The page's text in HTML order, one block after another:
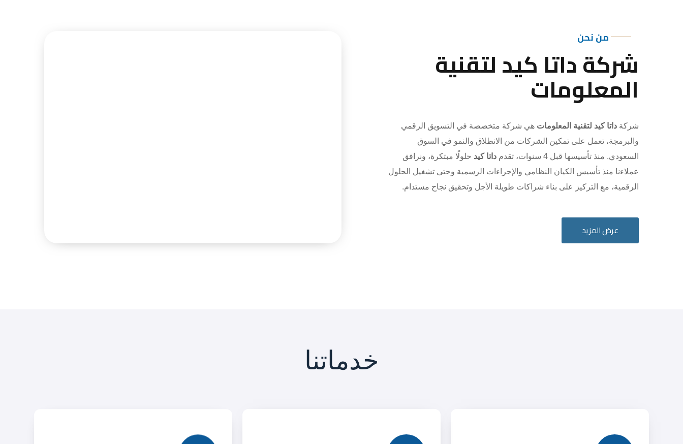
من نحن
شركة داتا كيد لتقنية
المعلومات
شركة داتا كيد لتقنية المعلومات هي شركة متخصصة في التسويق الرقمي
والبرمجة، تعمل على تمكين الشركات من الانطلاق والنمو في السوق
السعودي. منذ تأسيسها قبل 4 سنوات، تقدم
داتا كيد حلولًا مبتكرة، ونرافق
عملاءنا منذ تأسيس الكيان النظامي والإجراءات الرسمية وحتى تشغيل الحلول
الرقمية، مع التركيز على بناء شراكات طويلة الأجل وتحقيق نجاح مستدام.
عرض المزيد
خدماتنا